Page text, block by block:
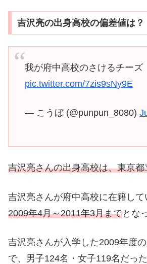
吉沢亮の出身高校の偏差値は？
我が府中高校のさけるチーズ
pic.twitter.com/7zis9sNy9E
— こうぼ (@punpun_8080)
吉沢亮さんの出身高校は、東京
吉沢亮さんが府中高校に在籍して
2009年4月～2011年3月までとな
吉沢亮さんが入学した2009年度
で、男子124名・女子119名だった